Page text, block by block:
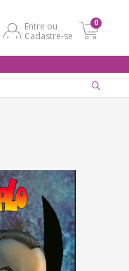
Entre ou
Cadastre-se
0